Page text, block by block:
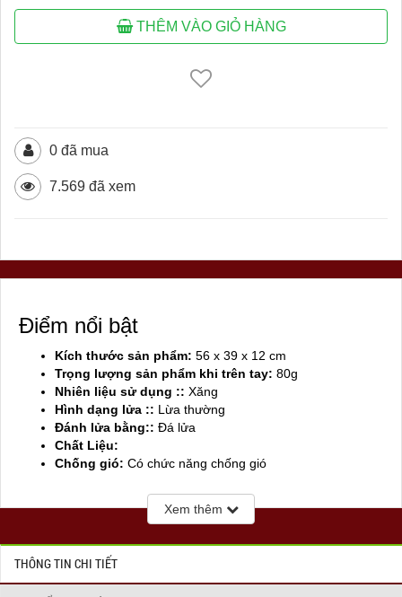
THÊM VÀO GIỎ HÀNG
0 đã mua
7.569 đã xem
Điểm nổi bật
Kích thước sản phẩm: 56 x 39 x 12 cm
Trọng lượng sản phẩm khi trên tay: 80g
Nhiên liệu sử dụng :: Xăng
Hình dạng lửa :: Lừa thường
Đánh lửa bằng:: Đá lửa
Chất Liệu:
Chống gió: Có chức năng chống gió
Xem thêm
THÔNG TIN CHI TIẾT